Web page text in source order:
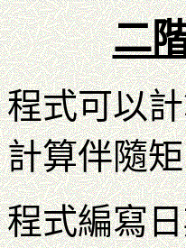
二
程式可以
計算伴隨
程式編寫